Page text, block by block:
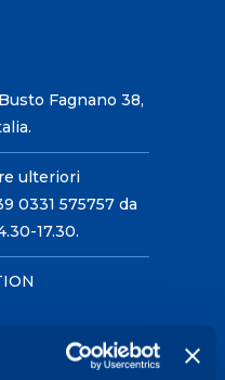
Fagnano 38,
ulteriori
0331 575757 da
17.30.